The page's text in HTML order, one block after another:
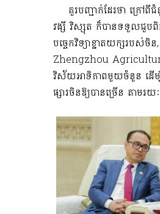
គួរបញ្ជាក់ដែរថា ក្រៅពី
វង្សី វិស្សុត ក៏បានទទួលជួប
បច្ចេកវិទ្យាខ្នាតយក្សរ
Zhengzhou
វិស័យអាទិភាពមួយចំនួន ដើម្បី
ផ្សារចិនឱ្យបានច្រើន តាម